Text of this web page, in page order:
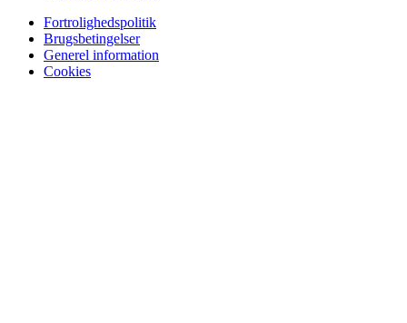
Fortrolighedspolitik
Brugsbetingelser
Generel information
Cookies